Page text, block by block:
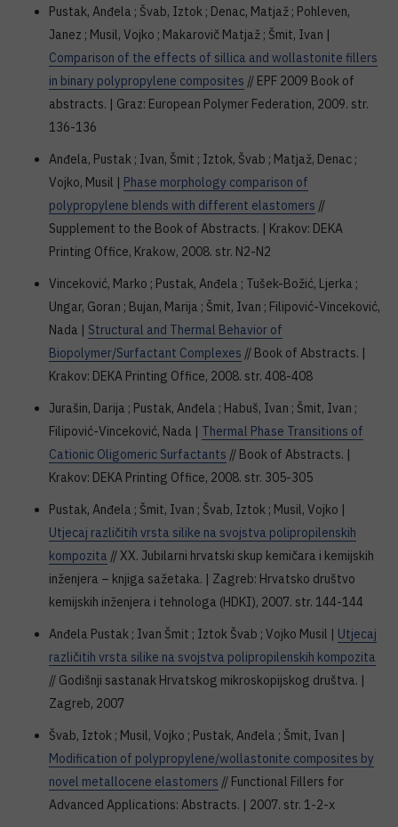
Pustak, Anđela ; Švab, Iztok ; Denac, Matjaž ; Pohleven,
Janez ; Musil, Vojko ; Makarovič Matjaž ; Šmit, Ivan |
Comparison of the effects of sillica and wollastonite fillers
in binary polypropylene composites // EPF 2009 Book of
abstracts. | Graz: European Polymer Federation, 2009. str.
136-136
Anđela, Pustak ; Ivan, Šmit ; Iztok, Švab ; Matjaž, Denac ;
Vojko, Musil | Phase morphology comparison of
polypropylene blends with different elastomers //
Supplement to the Book of Abstracts. | Krakov: DEKA
Printing Office, Krakow, 2008. str. N2-N2
Vinceković, Marko ; Pustak, Anđela ; Tušek-Božić, Ljerka ;
Ungar, Goran ; Bujan, Marija ; Šmit, Ivan ; Filipović-Vinceković,
Nada | Structural and Thermal Behavior of
Biopolymer/Surfactant Complexes // Book of Abstracts. |
Krakov: DEKA Printing Office, 2008. str. 408-408
Jurašin, Darija ; Pustak, Anđela ; Habuš, Ivan ; Šmit, Ivan ;
Filipović-Vinceković, Nada | Thermal Phase Transitions of
Cationic Oligomeric Surfactants // Book of Abstracts. |
Krakov: DEKA Printing Office, 2008. str. 305-305
Pustak, Anđela ; Šmit, Ivan ; Švab, Iztok ; Musil, Vojko |
Utjecaj različitih vrsta silike na svojstva polipropilenskih
kompozita // XX. Jubilarni hrvatski skup kemičara i kemijskih
inženjera – knjiga sažetaka. | Zagreb: Hrvatsko društvo
kemijskih inženjera i tehnologa (HDKI), 2007. str. 144-144
Anđela Pustak ; Ivan Šmit ; Iztok Švab ; Vojko Musil | Utjecaj
različitih vrsta silike na svojstva polipropilenskih kompozita
// Godišnji sastanak Hrvatskog mikroskopijskog društva. |
Zagreb, 2007
Švab, Iztok ; Musil, Vojko ; Pustak, Anđela ; Šmit, Ivan |
Modification of polypropylene/wollastonite composites by
novel metallocene elastomers // Functional Fillers for
Advanced Applications: Abstracts. | 2007. str. 1-2-x